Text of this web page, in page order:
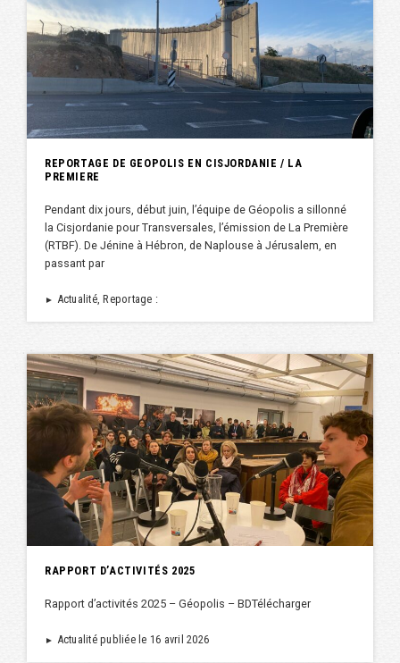
REPORTAGE DE GEOPOLIS EN CISJORDANIE / LA
PREMIERE
Pendant dix jours, début juin, l’équipe de Géopolis a sillonné
la Cisjordanie pour Transversales, l’émission de La Première
(RTBF). De Jénine à Hébron, de Naplouse à Jérusalem, en
passant par
► Actualité, Reportage :
RAPPORT D’ACTIVITÉS 2025
Rapport d’activités 2025 – Géopolis – BDTélécharger
► Actualité publiée le 16 avril 2026